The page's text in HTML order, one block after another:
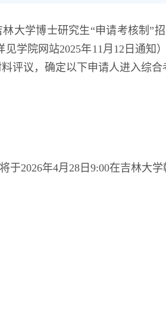
大学博士研究生“申请考核制”
学院网站2025年11月12日通
评议，确定以下申请人进入综合
2026年4月28日9:00在吉林大